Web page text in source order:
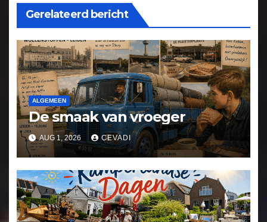
Gerelateerd bericht
ALGEMEEN
De smaak van vroeger
AUG 1, 2026 CEVADI